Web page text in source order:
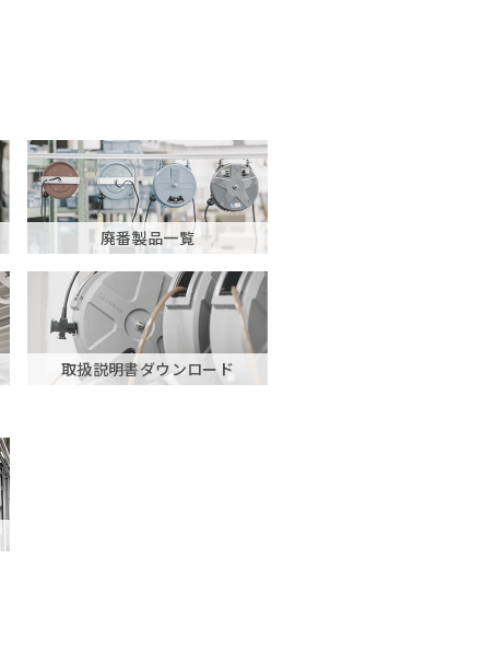
廃番製品一覧
取扱説明書ダウンロード